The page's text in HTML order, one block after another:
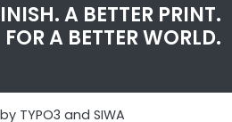
A BETTER PRINT.
FOR A BETTER WORLD.
TYPO3 and SIWA